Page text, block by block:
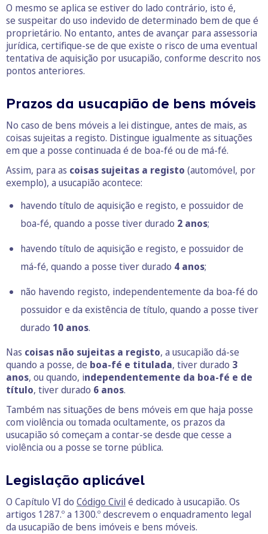
O mesmo se aplica se estiver do lado contrário, isto é,
se suspeitar do uso indevido de determinado bem de que é
proprietário. No entanto, antes de avançar para assessoria
jurídica, certifique-se de que existe o risco de uma eventual
tentativa de aquisição por usucapião, conforme descrito nos
pontos anteriores.
Prazos da usucapião de bens móveis
No caso de bens móveis a lei distingue, antes de mais, as
coisas sujeitas a registo. Distingue igualmente as situações
em que a posse continuada é de boa-fé ou de má-fé.
Assim, para as coisas sujeitas a registo (automóvel, por
exemplo), a usucapião acontece:
havendo título de aquisição e registo, e possuidor de
boa-fé, quando a posse tiver durado 2 anos;
havendo título de aquisição e registo, e possuidor de
má-fé, quando a posse tiver durado 4 anos;
não havendo registo, independentemente da boa-fé do
possuidor e da existência de título, quando a posse tiver
durado 10 anos.
Nas coisas não sujeitas a registo, a usucapião dá-se
quando a posse, de boa-fé e titulada, tiver durado 3
anos, ou quando, independentemente da boa-fé e de
título, tiver durado 6 anos.
Também nas situações de bens móveis em que haja posse
com violência ou tomada ocultamente, os prazos da
usucapião só começam a contar-se desde que cesse a
violência ou a posse se torne pública.
Legislação aplicável
O Capítulo VI do Código Civil é dedicado à usucapião. Os
artigos 1287.º a 1300.º descrevem o enquadramento legal
da usucapião de bens imóveis e bens móveis.